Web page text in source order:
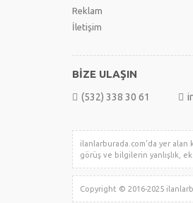
Reklam
İletişim
BİZE ULAŞIN
(532) 338 30 61
ilanlarburada.com'da yer alan
görüş ve bilgilerin yanlışlık,
Copyright © 2016-2025